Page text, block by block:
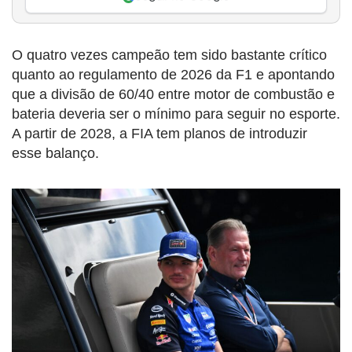
O quatro vezes campeão tem sido bastante crítico
quanto ao regulamento de 2026 da F1 e apontando
que a divisão de 60/40 entre motor de combustão e
bateria deveria ser o mínimo para seguir no esporte.
A partir de 2028, a FIA tem planos de introduzir
esse balanço.